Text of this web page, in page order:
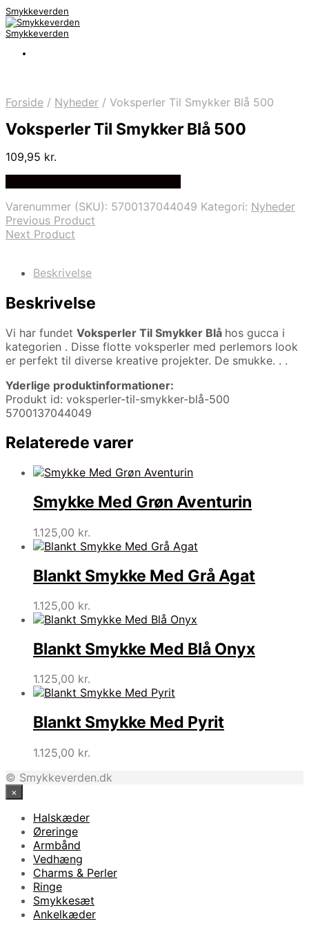
Smykkeverden
Smykkeverden
Forside / Nyheder / Voksperler Til Smykker Blå 500
Voksperler Til Smykker Blå 500
109,95 kr.
Varenummer (SKU): 5700137044049 Kategori: Nyheder
Previous Product
Next Product
Beskrivelse
Beskrivelse
Vi har fundet Voksperler Til Smykker Blå hos gucca i
kategorien . Disse flotte voksperler med perlemors look
er perfekt til diverse kreative projekter. De smukke. . .
Yderlige produktinformationer:
Produkt id: voksperler-til-smykker-blå-500
5700137044049
Relaterede varer
Smykke Med Grøn Aventurin
1.125,00 kr.
Blankt Smykke Med Grå Agat
1.125,00 kr.
Blankt Smykke Med Blå Onyx
1.125,00 kr.
Blankt Smykke Med Pyrit
1.125,00 kr.
© Smykkeverden.dk
×
Halskæder
Øreringe
Armbånd
Vedhæng
Charms & Perler
Ringe
Smykkesæt
Ankelkæder